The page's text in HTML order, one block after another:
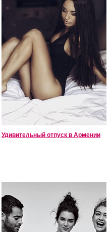
Удивительный отпуск в Армении